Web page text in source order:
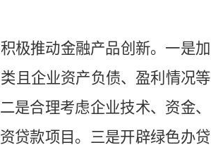
极推动金融产品创新。一是加
类且企业资产负债、盈利情况等
是合理考虑企业技术、资金、
贷款项目。三是开辟绿色办贷